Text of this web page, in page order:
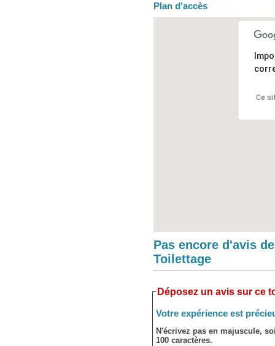
Plan d'accès
Ce
Pas encore d'avis
Toilettage
Déposez un avis sur ce
Votre expérience est
N'écrivez pas en majuscule,
100 caractères.